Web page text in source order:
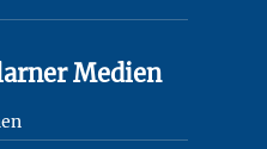
Medien